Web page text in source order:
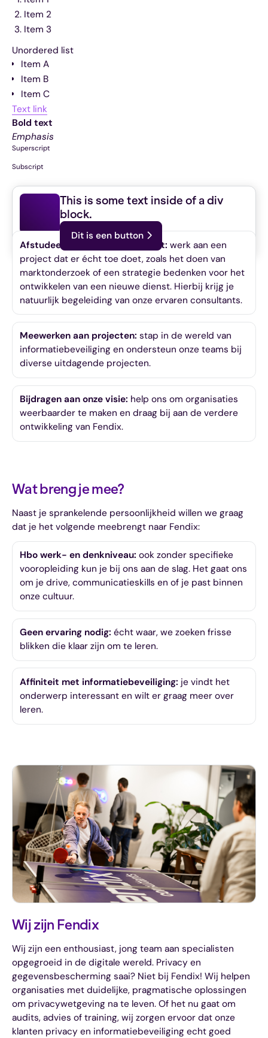
Item 2
Item 3
Unordered list
Item A
Item B
Item C
Text link
Bold text
Emphasis
Superscript
Subscript
This is some text inside of a div
block.
Dit is een button
Wat ga je doen?
Afstudeeronderzoek met impact: werk aan een
project dat er écht toe doet, zoals het doen van
marktonderzoek of een strategie bedenken voor het
ontwikkelen van een nieuwe dienst. Hierbij krijg je
natuurlijk begeleiding van onze ervaren consultants.
Meewerken aan projecten: stap in de wereld van
informatiebeveiliging en ondersteun onze teams bij
diverse uitdagende projecten.
Bijdragen aan onze visie: help ons om organisaties
weerbaarder te maken en draag bij aan de verdere
ontwikkeling van Fendix.
Wat breng je mee?
Naast je sprankelende persoonlijkheid willen we graag
dat je het volgende meebrengt naar Fendix:
Hbo werk- en denkniveau: ook zonder specifieke
vooropleiding kun je bij ons aan de slag. Het gaat ons
om je drive, communicatieskills en of je past binnen
onze cultuur.
Geen ervaring nodig: écht waar, we zoeken frisse
blikken die klaar zijn om te leren.
Affiniteit met informatiebeveiliging: je vindt het
onderwerp interessant en wilt er graag meer over
leren.
Wij zijn Fendix
Wij zijn een enthousiast, jong team aan specialisten
opgegroeid in de digitale wereld. Privacy en
gegevensbescherming saai? Niet bij Fendix! Wij helpen
organisaties met duidelijke, pragmatische oplossingen
om privacywetgeving na te leven. Of het nu gaat om
audits, advies of training, wij zorgen ervoor dat onze
klanten privacy en informatiebeveiliging echt goed